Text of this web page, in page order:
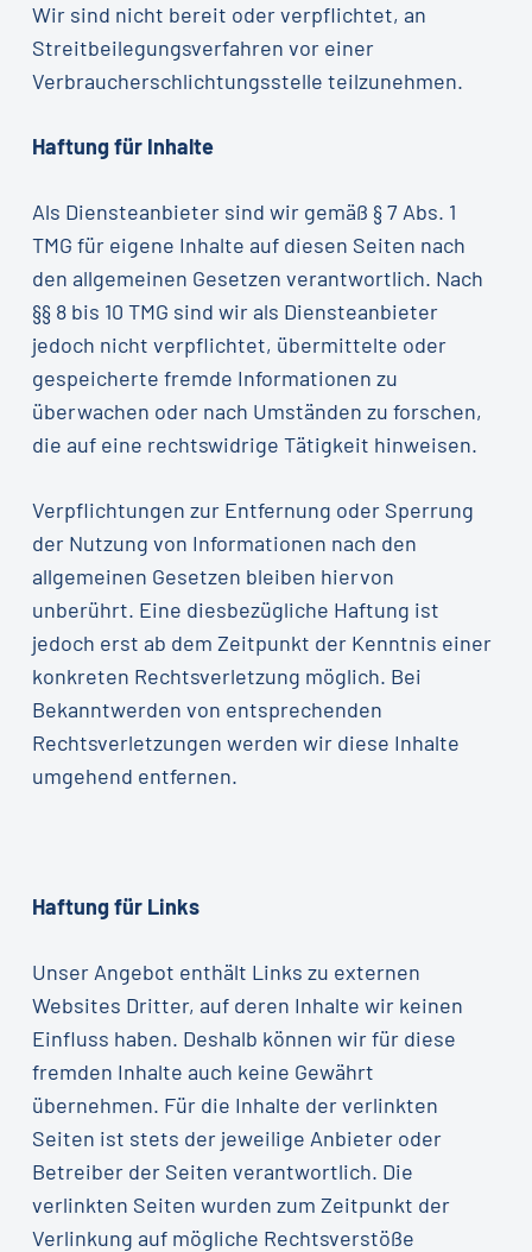
Wir sind nicht bereit oder verpflichtet, an
Streitbeilegungsverfahren vor einer
Verbraucherschlichtungsstelle teilzunehmen.
Haftung für Inhalte
Als Diensteanbieter sind wir gemäß § 7 Abs. 1
TMG für eigene Inhalte auf diesen Seiten nach
den allgemeinen Gesetzen verantwortlich. Nach
§§ 8 bis 10 TMG sind wir als Diensteanbieter
jedoch nicht verpflichtet, übermittelte oder
gespeicherte fremde Informationen zu
überwachen oder nach Umständen zu forschen,
die auf eine rechtswidrige Tätigkeit hinweisen.
Verpflichtungen zur Entfernung oder Sperrung
der Nutzung von Informationen nach den
allgemeinen Gesetzen bleiben hiervon
unberührt. Eine diesbezügliche Haftung ist
jedoch erst ab dem Zeitpunkt der Kenntnis einer
konkreten Rechtsverletzung möglich. Bei
Bekanntwerden von entsprechenden
Rechtsverletzungen werden wir diese Inhalte
umgehend entfernen.
Haftung für Links
Unser Angebot enthält Links zu externen
Websites Dritter, auf deren Inhalte wir keinen
Einfluss haben. Deshalb können wir für diese
fremden Inhalte auch keine Gewährt
übernehmen. Für die Inhalte der verlinkten
Seiten ist stets der jeweilige Anbieter oder
Betreiber der Seiten verantwortlich. Die
verlinkten Seiten wurden zum Zeitpunkt der
Verlinkung auf mögliche Rechtsverstöße